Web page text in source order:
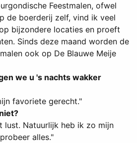
Feestmalen, ofwel
de boerderij zelf, vind ik veel
bijzondere locaties en proeft
Sinds deze maand worden de
ook op De Blauwe Meije
we u 's nachts wakker
favoriete gerecht."
lust. Natuurlijk heb ik zo mijn
alles."